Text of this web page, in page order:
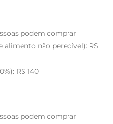
podem comprar
alimento não perecível): R$
R$ 140
podem comprar